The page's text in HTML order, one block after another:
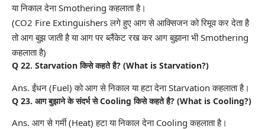
या निकाल देना Smothering कहलाता है।
(CO2 Fire Extinguishers लगे हुए आग से आक्सिजन को रिमूव कर देता है
तो आग बुझ जाती है या आग पर ब्लैंकेट रख कर आग बुझाना भी Smothering
कहलाता है)
Q 22. Starvation किसे कहते है? (What is Starvation?)
Ans. ईंधन (Fuel) को आग से निकाल या हटा देना Starvation कहलाता है।
Q 23. आग बुझाने के संदर्भ से Cooling किसे कहते है? (What is Cooling?)
Ans. आग से गर्मी (Heat) हटा या निकाल देना Cooling कहलाता है।